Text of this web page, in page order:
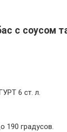
с соусом
6 ст. л.
190 градусов.